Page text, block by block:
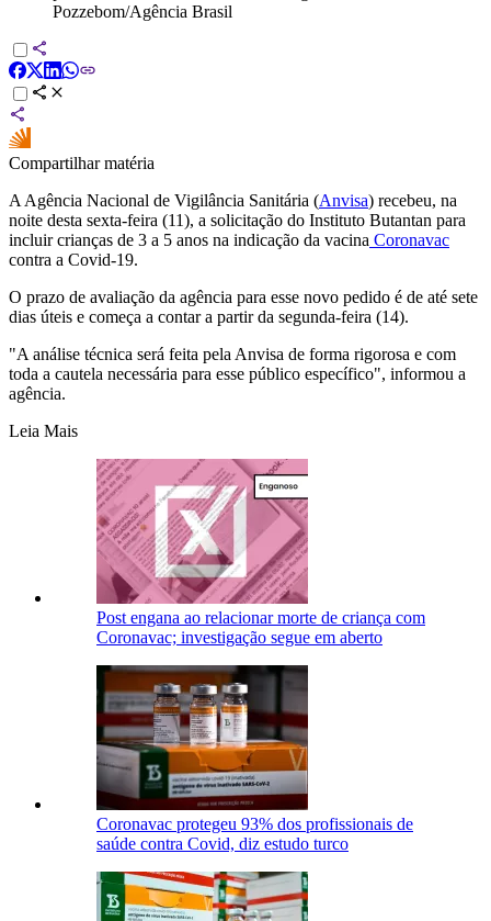
Pozzebom/Agência Brasil
Compartilhar matéria
A Agência Nacional de Vigilância Sanitária (Anvisa) recebeu, na
noite desta sexta-feira (11), a solicitação do Instituto Butantan para
incluir crianças de 3 a 5 anos na indicação da vacina Coronavac
contra a Covid-19.
O prazo de avaliação da agência para esse novo pedido é de até sete
dias úteis e começa a contar a partir da segunda-feira (14).
"A análise técnica será feita pela Anvisa de forma rigorosa e com
toda a cautela necessária para esse público específico", informou a
agência.
Leia Mais
Post engana ao relacionar morte de criança com
Coronavac; investigação segue em aberto
Coronavac protegeu 93% dos profissionais de
saúde contra Covid, diz estudo turco